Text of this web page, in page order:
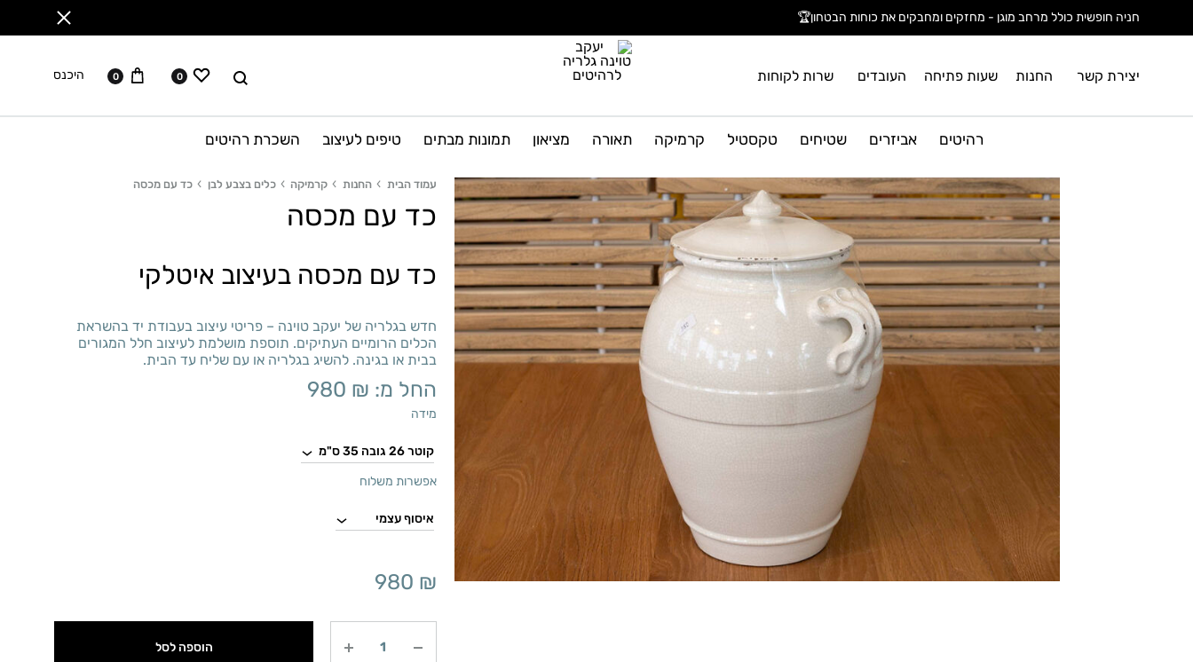
חניה חופשית כולל מרחב מוגן - מחזקים ומחבקים את כוחות הבטחון🏆
יצירת קשר החנות שעות פתיחה העובדים שרות לקוחות
יעקב
טוינה
גלריה
לרהיטים
לחפש ווישליסט
0 עגלה
0 היכנס
רהיטים אביזרים שטיחים טקסטיל קרמיקה תאורה מציאון תמונות מבתים טיפים לעיצוב השכרת רהיטים
עמוד הבית החנות קרמיקה כלים בצבע לבן כד עם מכסה
כד עם מכסה
כד עם מכסה בעיצוב איטלקי
חדש בגלריה של יעקב טוינה – פריטי עיצוב בעבודת יד בהשראת
הכלים הרומיים העתיקים. תוספת מושלמת לעיצוב חלל המגורים
בבית או בגינה. להשיג בגלריה או עם שליח עד הבית.
החל מ: 980 ₪
מידה
אפשרות משלוח
980 ₪
הוספה לסל